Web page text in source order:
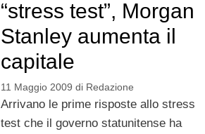
“stress test”, Morgan
Stanley aumenta il
capitale
11 Maggio 2009 di Redazione
Arrivano le prime risposte allo stress
test che il governo statunitense ha